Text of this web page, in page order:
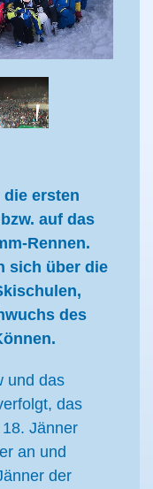
ersten
auf das
Rennen.
sich über die
des
und das
das
Jänner
an und
der